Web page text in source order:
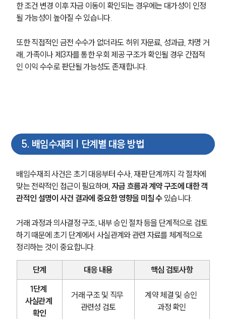
형사전문변호사
법률서식
뉴스레터/브로슈어
세미나
대륜법률상담예약
한 조건 변경 이후 자금 이동이 확인되는 경우에는 대가성이 인정
될 가능성이 높아질 수 있습니다.
또한 직접적인 금전 수수가 없더라도 허위 자문료, 성과급, 차명 거
래, 가족이나 제3자를 통한 우회 제공 구조가 확인될 경우 간접적
인 이익 수수로 판단될 가능성도 존재합니다.
5. 배임수재죄 | 단계별 대응 방법
배임수재죄 사건은 초기 대응부터 수사, 재판 단계까지 각 절차에
맞는 전략적인 접근이 필요하며, 자금 흐름과 계약 구조에 대한 객
관적인 설명이 사건 결과에 중요한 영향을 미칠 수 있습니다.
거래 과정과 의사결정 구조, 내부 승인 절차 등을 단계적으로 검토
하기 때문에 초기 단계에서 사실관계와 관련 자료를 체계적으로
정리하는 것이 중요합니다.
단계 대응 내용
핵심 검토사항
1단계
사실관계
확인
거래 구조 및 직무
관련성 검토
계약 체결 및 승인
과정 확인